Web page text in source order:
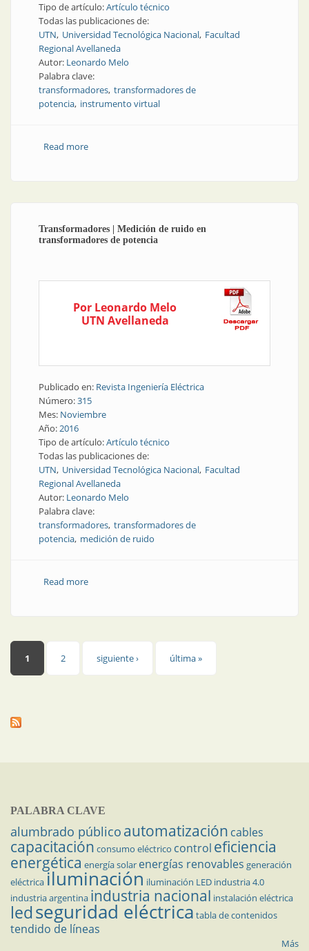
Tipo de artículo:Artículo técnico
Todas las publicaciones de:
UTN Universidad Tecnológica Nacional Facultad
Regional Avellaneda
Autor: Leonardo Melo
Palabra clave:
transformadores transformadores de
potencia instrumento virtual
Read moreabout Nota técnica | Instrumentos para medir ruido
Transformadores | Medición de ruido en
transformadores de potencia
Por Leonardo Melo
UTN Avellaneda
Publicado en: Revista Ingeniería Eléctrica
Número:315
Mes: Noviembre
Año:2016
Tipo de artículo:Artículo técnico
Todas las publicaciones de:
UTN Universidad Tecnológica Nacional Facultad
Regional Avellaneda
Autor: Leonardo Melo
Palabra clave:
transformadores transformadores de
potencia medición de ruido
Read moreabout Transformadores | Medición de ruido en
Páginas
1 2 siguiente › última »
PALABRA CLAVE
alumbrado público automatización cables
capacitación consumo eléctrico control eficiencia
energética energía solar energías renovables generación
eléctricailuminación iluminación LED industria 4.0
industria argentina industria nacional instalación eléctrica
ledseguridad eléctrica tabla de contenidos
tendido de líneas
Más